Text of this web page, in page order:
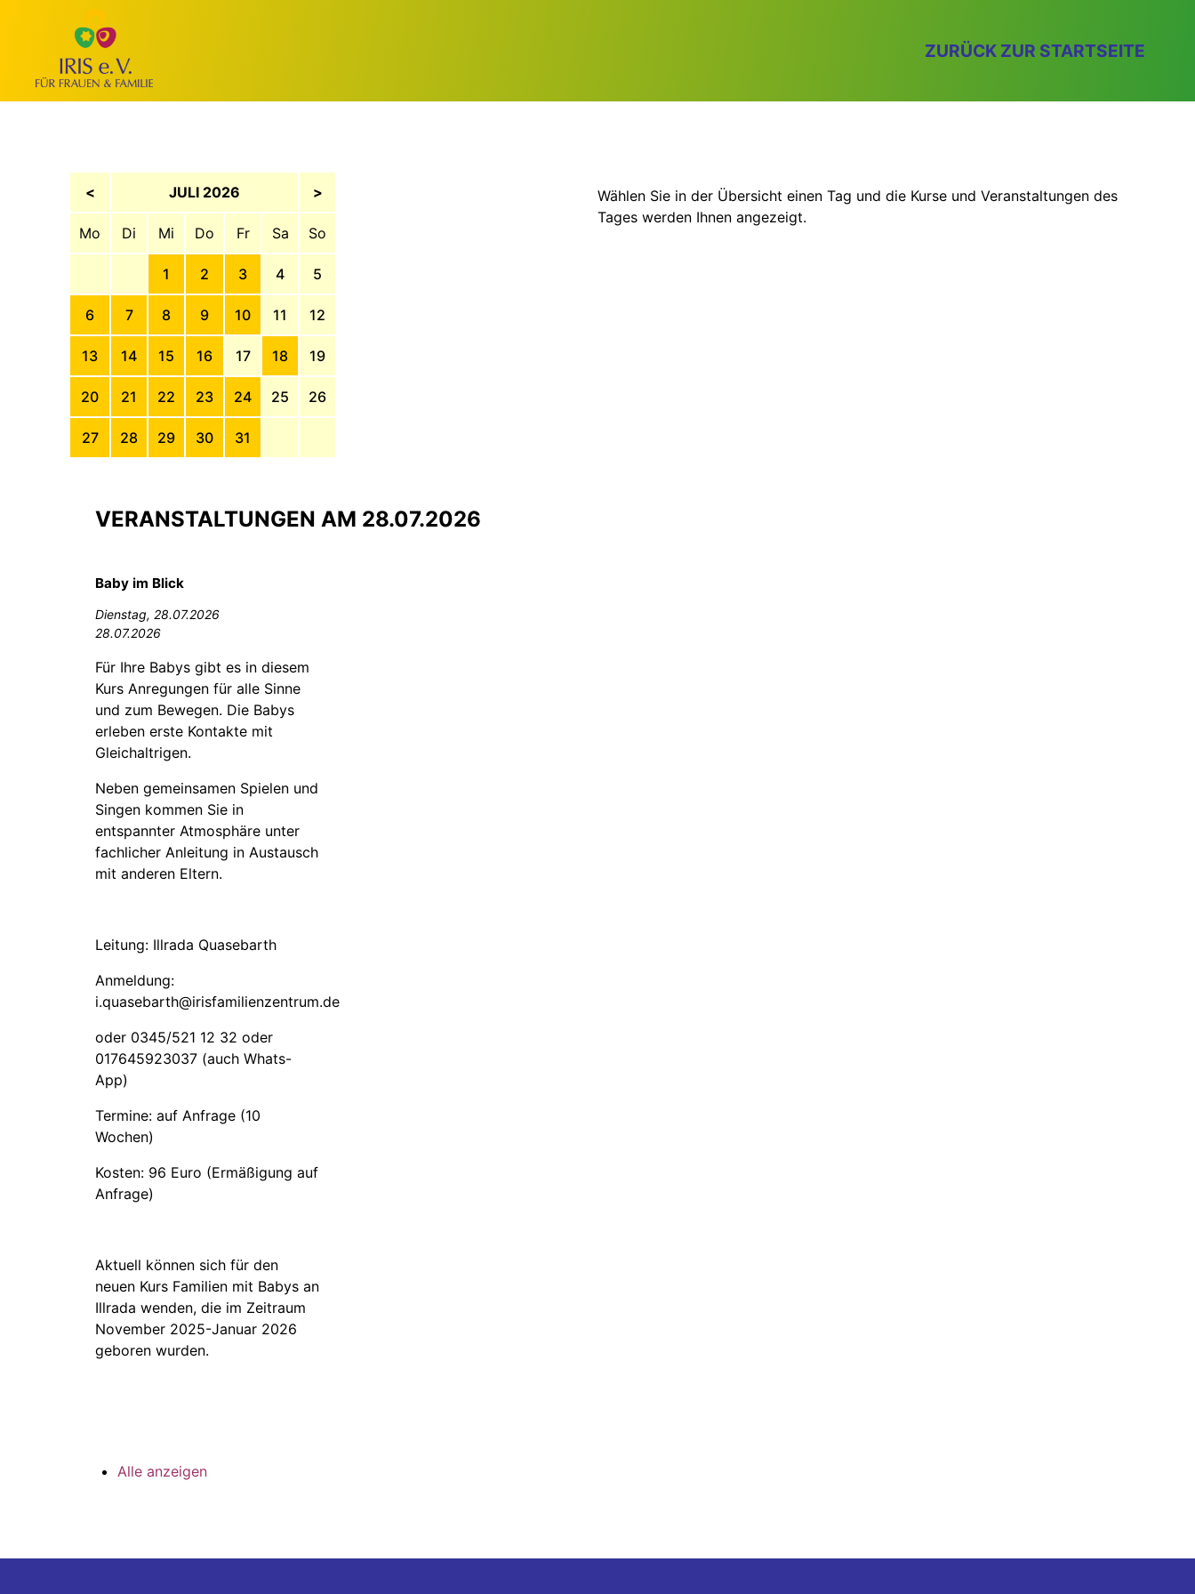
ZURÜCK ZUR STARTSEITE
< JULI 2026 >
Mo Di Mi Do Fr Sa So
1 2 3 4 5
6 7 8 9 10 11 12
13 14 15 16 17 18 19
20 21 22 23 24 25 26
27 28 29 30 31
Wählen Sie in der Übersicht einen Tag und die Kurse und Veranstaltungen des
Tages werden Ihnen angezeigt.
VERANSTALTUNGEN AM 28.07.2026
Baby im Blick
Dienstag, 28.07.2026
28.07.2026
Für Ihre Babys gibt es in diesem
Kurs Anregungen für alle Sinne
und zum Bewegen. Die Babys
erleben erste Kontakte mit
Gleichaltrigen.
Neben gemeinsamen Spielen und
Singen kommen Sie in
entspannter Atmosphäre unter
fachlicher Anleitung in Austausch
mit anderen Eltern.
Leitung: Illrada Quasebarth
Anmeldung:
i.quasebarth@irisfamilienzentrum.de
oder 0345/521 12 32 oder
017645923037 (auch Whats-
App)
Termine: auf Anfrage (10
Wochen)
Kosten: 96 Euro (Ermäßigung auf
Anfrage)
Aktuell können sich für den
neuen Kurs Familien mit Babys an
Illrada wenden, die im Zeitraum
November 2025-Januar 2026
geboren wurden.
Alle anzeigen